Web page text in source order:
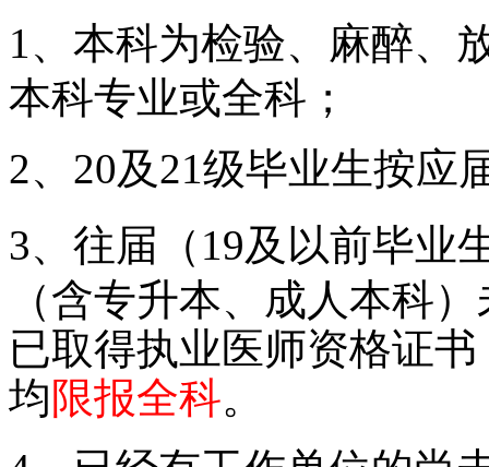
1、 本科为检验、麻醉、
本科专业或全科；
2、 20及21级毕业生按应
3、 往届（ 19及以前毕业
（含专升本、成人本科
已取得执业医师资格证
均限报全科。